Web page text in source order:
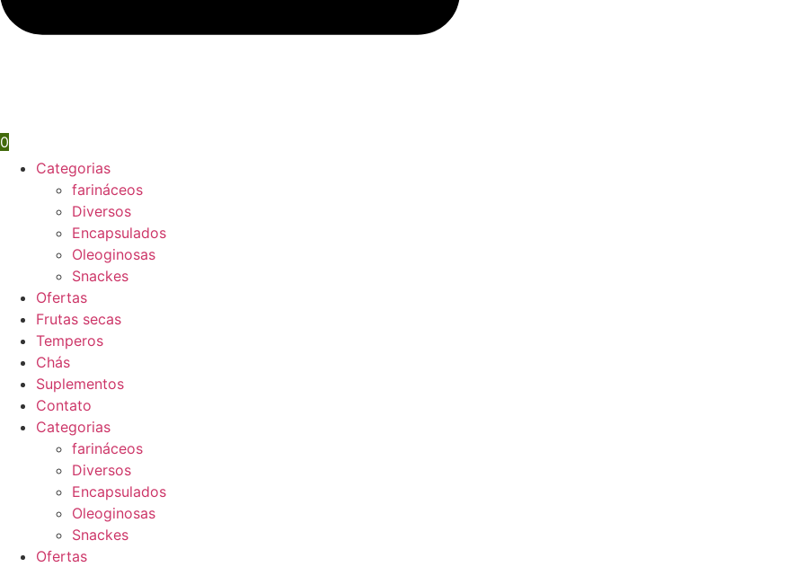
0
Categorias
farináceos
Diversos
Encapsulados
Oleoginosas
Snackes
Ofertas
Frutas secas
Temperos
Chás
Suplementos
Contato
Categorias
farináceos
Diversos
Encapsulados
Oleoginosas
Snackes
Ofertas